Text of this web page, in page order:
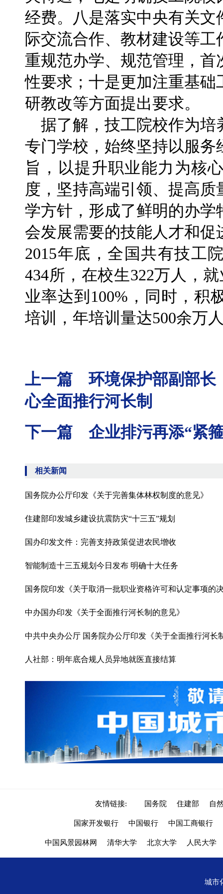
经费。八是落实中央有关
际交流合作、教材建设等
重规范办学、规范管理，
性要求；十是更加注重基
研教改等方面提出要求。
据了解，技工院校作为培
专门学校，始终坚持以服
旨，以提升职业能力为核
度，坚持高端引领、提高
学方针，形成了鲜明的办
会发展需要的技能人才和
2015年底，全国共有技工
434所，在校生322万人，
业率达到100%，同时，积
培训，年培训量达500余万
上一篇 环境保护部副部长
心全面推行河长制
下一篇 企业排污再添“紧
相关新闻
国务院办公厅印发《关于完善集体林权制度的意见》
住建部印发城乡建设抗震防灾“十三五”规划
国办印发文件：完善支持政策促进农民增收
智能制造十三五规划今日发布 明确十大任务
国务院印发《关于取消一批职业资格许可和认定事项的
中办国办印发《关于全面推行河长制的意见》
中共中央办公厅 国务院办公厅印发《关于全面推行河长
人社部：明年底合规人员异地就医直接结算
友情链接: 国务院 住建部 自
国家开发银行 中国银行 中国工商银行
中国风景园林网 清华大学 北京大学 人民大学
城市